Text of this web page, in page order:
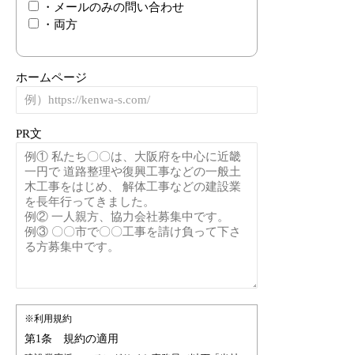
・メールのみの問い合わせ
・両方
ホームページ
PR文
※利用規約
第1条 規約の適用